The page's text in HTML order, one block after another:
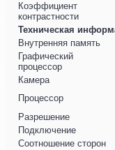
Коэффициент
контрастности
Техническая
Внутренняя память
Графический
процессор
Камера
Процессор
Разрешение
Подключение
Соотношение сторон